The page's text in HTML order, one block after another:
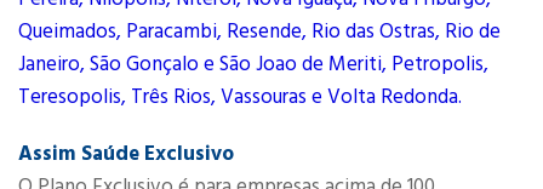
Queimados, Paracambi, Resende, Rio das Ostras, Rio de
Janeiro, São Gonçalo e São Joao de Meriti, Petropolis,
Teresopolis, Três Rios, Vassouras e Volta Redonda.
Assim Saúde Exclusivo